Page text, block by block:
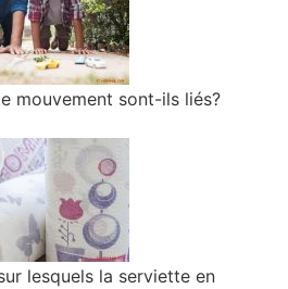
mouvement sont-ils liés?
lesquels la serviette en